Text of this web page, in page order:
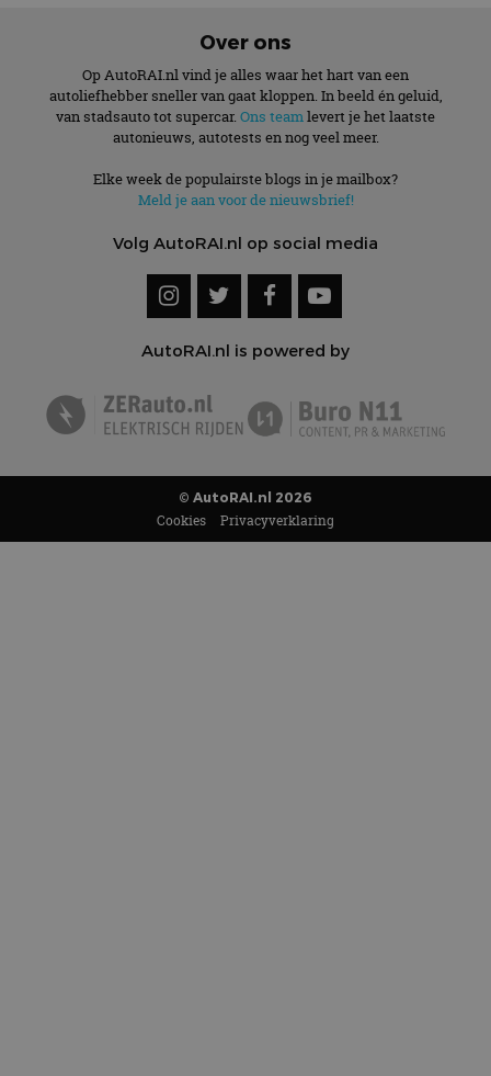
Over ons
Op AutoRAI.nl vind je alles waar het hart van een
autoliefhebber sneller van gaat kloppen. In beeld én geluid,
van stadsauto tot supercar. Ons teamlevert je het laatste
autonieuws, autotests en nog veel meer.
Elke week de populairste blogs in je mailbox?
Meld je aan voor de nieuwsbrief!
Volg AutoRAI.nl op social media
AutoRAI.nl is powered by
© AutoRAI.nl 2026
Cookies Privacyverklaring